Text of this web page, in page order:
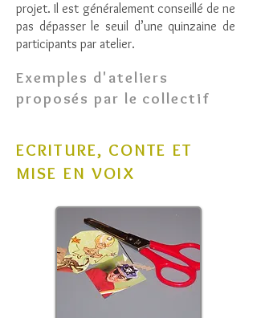
projet. Il est généralement conseillé de ne
pas dépasser le seuil d’une quinzaine de
participants par atelier.
Exemples d'ateliers
proposés par le collectif
ECRITURE, CONTE ET
MISE EN VOIX